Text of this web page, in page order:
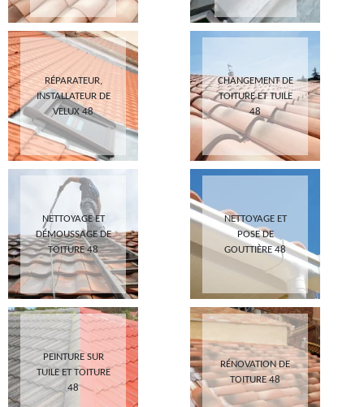
RÉPARATEUR,
INSTALLATEUR DE
VELUX 48
CHANGEMENT DE
TOITURE ET TUILE
48
NETTOYAGE ET
DÉMOUSSAGE DE
TOITURE 48
NETTOYAGE ET
POSE DE
GOUTTIÈRE 48
PEINTURE SUR
TUILE ET TOITURE
48
RÉNOVATION DE
TOITURE 48